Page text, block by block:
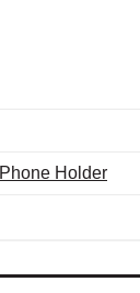
Phone Holder